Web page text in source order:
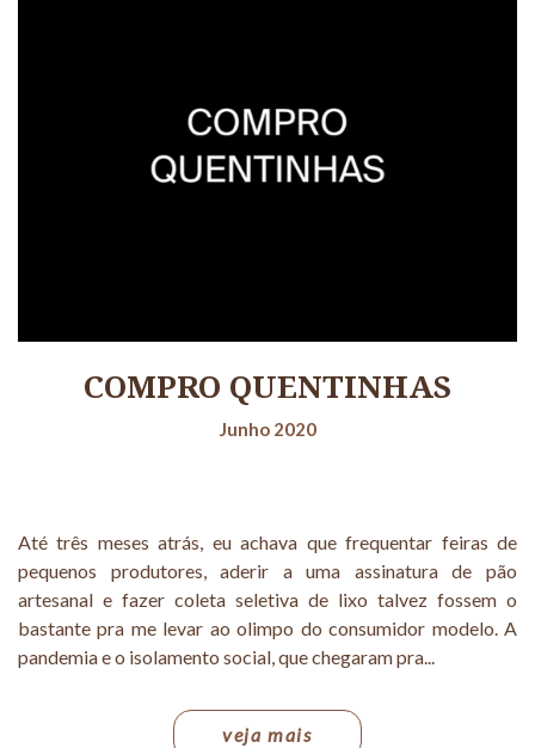
COMPRO QUENTINHAS
Junho 2020
Até três meses atrás, eu achava que frequentar feiras de
pequenos produtores, aderir a uma assinatura de pão
artesanal e fazer coleta seletiva de lixo talvez fossem o
bastante pra me levar ao olimpo do consumidor modelo. A
pandemia e o isolamento social, que chegaram pra...
veja mais